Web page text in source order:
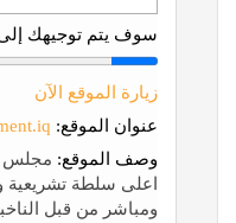
سوف يتم توجيهك إلى
زيارة الموقع الآن
عنوان الموقع:
وصف الموقع: مجلس
اعلى سلطة تشريعية
ومباشر من قبل